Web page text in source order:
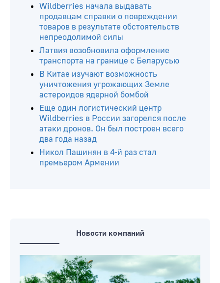
Wildberries начала выдавать
продавцам справки о повреждении
товаров в результате обстоятельств
непреодолимой силы
Латвия возобновила оформление
транспорта на границе с Беларусью
В Китае изучают возможность
уничтожения угрожающих Земле
астероидов ядерной бомбой
Еще один логистический центр
Wildberries в России загорелся после
атаки дронов. Он был построен всего
два года назад
Никол Пашинян в 4-й раз стал
премьером Армении
Новости компаний